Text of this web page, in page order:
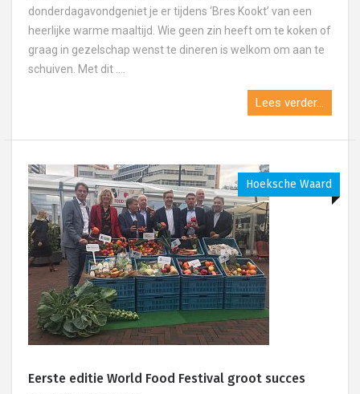
donderdagavondgeniet je er tijdens ‘Bres Kookt’ van een
heerlijke warme maaltijd. Wie geen zin heeft om te koken of
graag in gezelschap wenst te dineren is welkom om aan te
schuiven. Met dit ....
Lees verder...
Hoeksche Waard
Eerste editie World Food Festival groot succes